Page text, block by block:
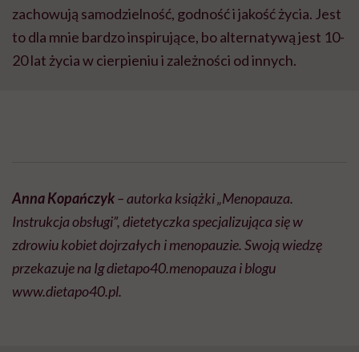
zachowują samodzielność, godność i jakość życia. Jest
to dla mnie bardzo inspirujące, bo alternatywą jest 10-
20 lat życia w cierpieniu i zależności od innych.
Anna Kopańczyk– autorka książki „Menopauza.
Instrukcja obsługi”, dietetyczka specjalizująca się w
zdrowiu kobiet dojrzałych i menopauzie. Swoją wiedzę
przekazuje na Ig dietapo40.menopauza i blogu
www.dietapo40.pl.